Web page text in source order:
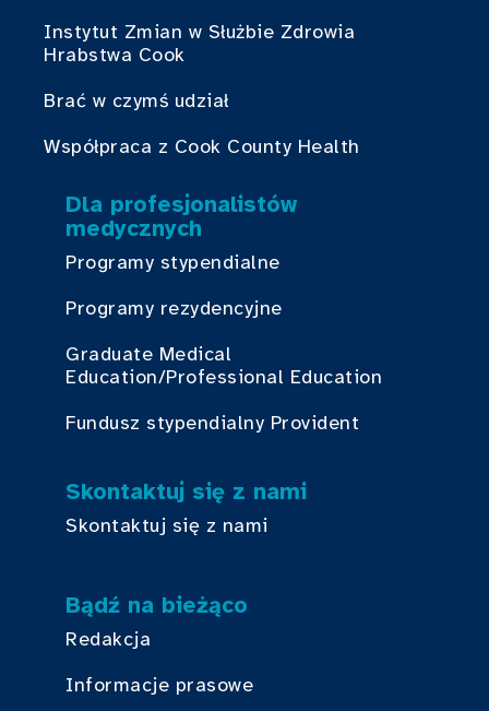
Instytut Zmian w Służbie Zdrowia
Hrabstwa Cook
Brać w czymś udział
Współpraca z Cook County Health
Dla profesjonalistów
medycznych
Programy stypendialne
Programy rezydencyjne
Graduate Medical
Education/Professional Education
Fundusz stypendialny Provident
Skontaktuj się z nami
Skontaktuj się z nami
Bądź na bieżąco
Redakcja
Informacje prasowe